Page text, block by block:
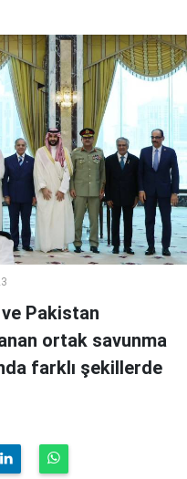
Pakistan
ortak savunma
farklı şekillerde